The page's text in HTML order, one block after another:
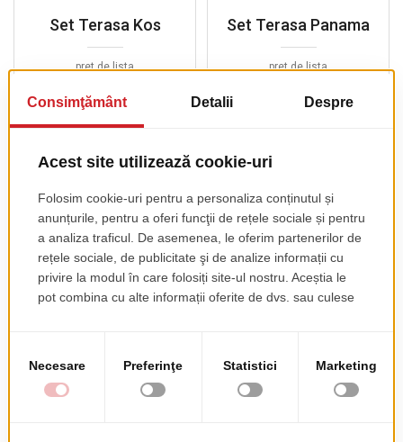
Set Terasa Kos
pret de lista
Set Terasa Panama
pret de lista
2072.00 EUR